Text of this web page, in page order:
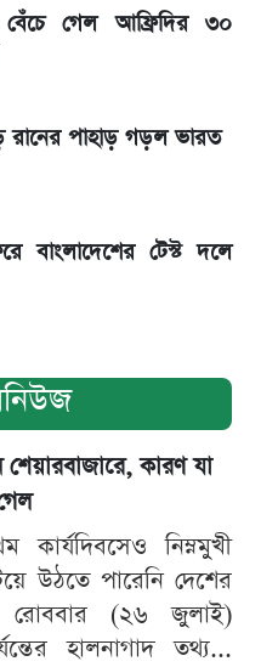
ওয়াজেদ জয়
দেখা গেল না শেখ
গেল আফ্রিদির ৩০
রানের পাহাড় গড়ল ভারত
বাংলাদেশের টেস্ট দলে
কারণ যা
কার্যদিবসেও নিম্নমুখী
উঠতে পারেনি দেশের
রোববার (২৬ জুলাই)
হালনাগাদ তথ্য...